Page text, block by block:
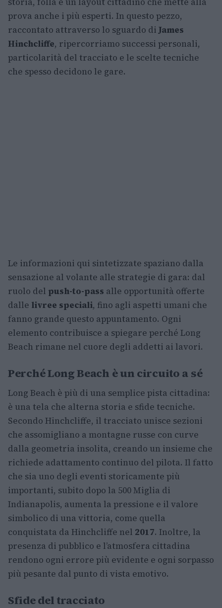
prova anche i più esperti. In questo pezzo,
raccontato attraverso lo sguardo di James
Hinchcliffe, ripercorriamo successi personali,
particolarità del tracciato e le scelte tecniche
che spesso decidono le gare.
Le informazioni qui sintetizzate spaziano dalla
sensazione al volante alle strategie di gara: dal
ruolo del push-to-pass alle opportunità offerte
dalle livree speciali, fino agli aspetti umani che
fanno grande questo appuntamento. Ogni
elemento contribuisce a spiegare perché Long
Beach rimane nel cuore degli addetti ai lavori.
Perché Long Beach è un circuito a sé
Long Beach è più di una semplice pista cittadina:
è una tela che alterna storia e sfide tecniche.
Secondo Hinchcliffe, il tracciato unisce sezioni
che assomigliano a montagne russe con curve
dalla geometria insolita, creando un insieme che
richiede adattamento continuo del pilota. Il fatto
che sia uno degli eventi storicamente più
importanti, subito dopo la 500 Miglia di
Indianapolis, aumenta la pressione e il valore
simbolico di una vittoria, come quella
conquistata da Hinchcliffe nel 2017. Inoltre, la
presenza di pubblico e l’atmosfera cittadina
rendono ogni errore più evidente e ogni sorpasso
più pesante dal punto di vista emotivo.
Sfide del tracciato